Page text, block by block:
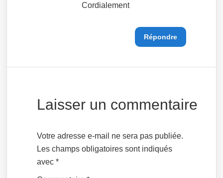
Cordialement
Répondre
Laisser un commentaire
Votre adresse e-mail ne sera pas publiée.
Les champs obligatoires sont indiqués
avec*